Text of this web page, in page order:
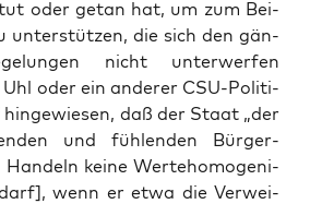
oder getan hat, um zum Bei­
unter­stüt­zen, die sich den gän­
nicht unter­wer­fen
oder ein ande­rer CSU-Poli­ti­
daß der Staat „der
und füh­len­den Bür­ger­
Han­deln kei­ne Wer­te­ho­mo­ge­ni­
wenn er etwa die Ver­wei­